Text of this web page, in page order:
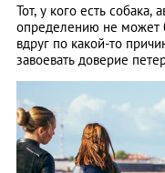
Тот, у кого есть собака,
определению не может
вдруг по какой-то
завоевать доверие